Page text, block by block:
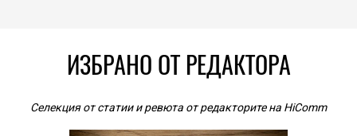
ИЗБРАНО ОТ РЕДАКТОРА
Селекция от статии и ревюта от редакторите на HiComm